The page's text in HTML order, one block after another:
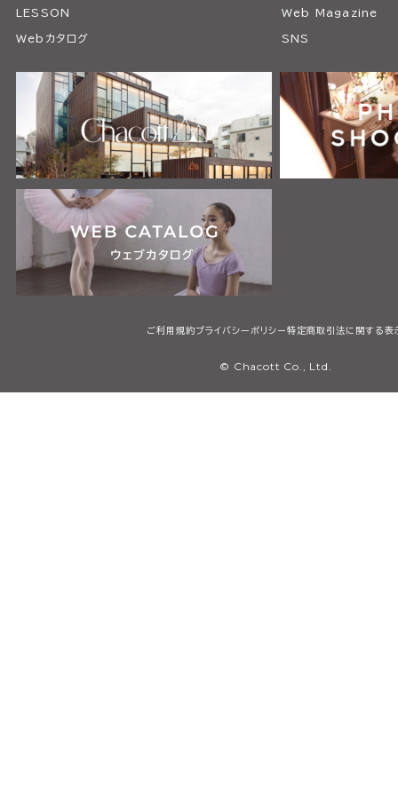
LESSON Web Magazine
Webカタログ SNS
ご利用規約プライバシーポリシー特定商取引法に関する表
© Chacott Co., Ltd.